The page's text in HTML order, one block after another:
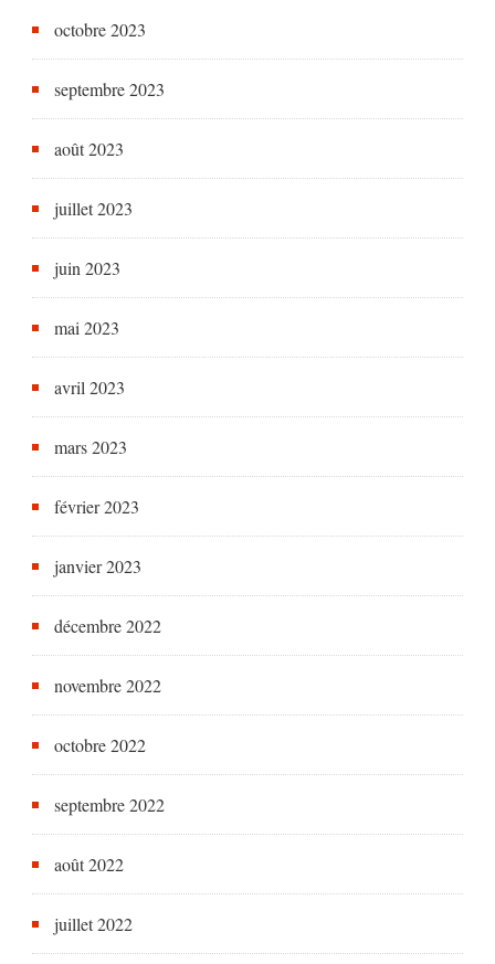
octobre 2023
septembre 2023
août 2023
juillet 2023
juin 2023
mai 2023
avril 2023
mars 2023
février 2023
janvier 2023
décembre 2022
novembre 2022
octobre 2022
septembre 2022
août 2022
juillet 2022